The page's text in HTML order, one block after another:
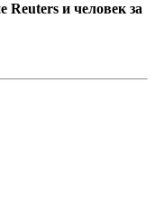
Reuters и человек за